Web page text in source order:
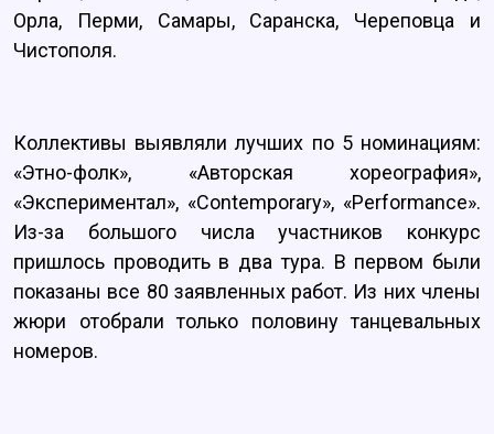
Орла, Перми, Самары, Саранска, Череповца и
Чистополя.
Коллективы выявляли лучших по 5 номинациям:
«Этно-фолк», «Авторская хореография»,
«Экспериментал», «Contemporary», «Performance».
Из-за большого числа участников конкурс
пришлось проводить в два тура. В первом были
показаны все 80 заявленных работ. Из них члены
жюри отобрали только половину танцевальных
номеров.